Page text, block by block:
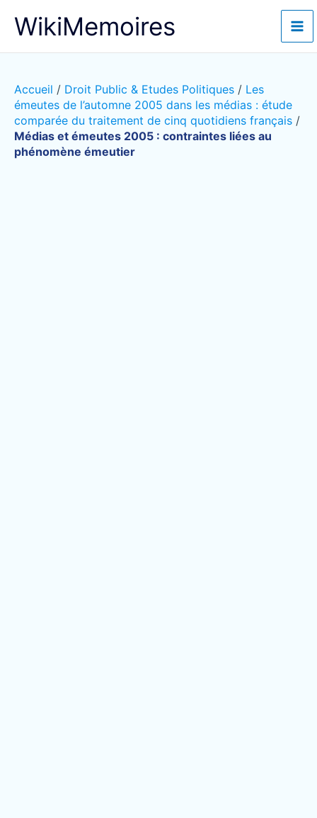
WikiMemoires
Accueil / Droit Public & Etudes Politiques / Les
émeutes de l’automne 2005 dans les médias : étude
comparée du traitement de cinq quotidiens français /
Médias et émeutes 2005 : contraintes liées au
phénomène émeutier